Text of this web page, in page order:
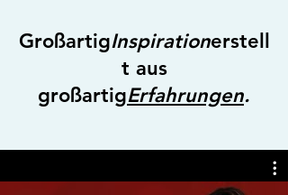
GroßartigInspirationerstell
t aus
großartigErfahrungen.